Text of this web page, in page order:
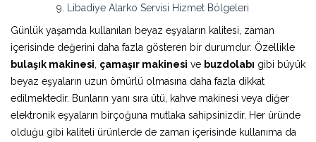
Libadiye Alarko Servisi Hizmet Bölgeleri
Günlük yaşamda kullanılan beyaz eşyaların kalitesi, zaman
içerisinde değerini daha fazla gösteren bir durumdur. Özellikle
bulaşık makinesi çamaşır makinesi ve buzdolabı gibi büyük
beyaz eşyaların uzun ömürlü olmasına daha fazla dikkat
edilmektedir. Bunların yanı sıra ütü, kahve makinesi veya diğer
elektronik eşyaların birçoğuna mutlaka sahipsinizdir. Her üründe
olduğu gibi kaliteli ürünlerde de zaman içerisinde kullanıma da